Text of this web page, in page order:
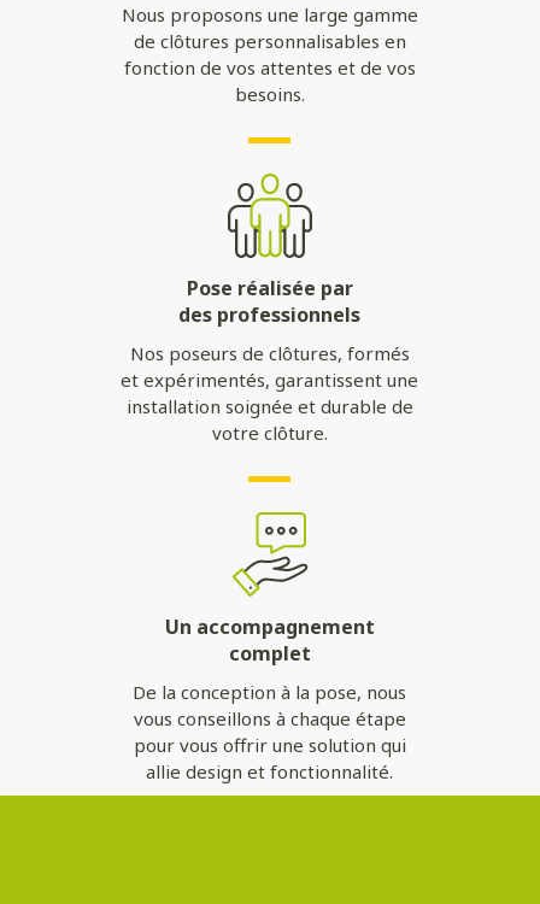
Nous proposons une large gamme
de clôtures personnalisables en
fonction de vos attentes et de vos
besoins.
Pose réalisée par
des professionnels
Nos poseurs de clôtures, formés
et expérimentés, garantissent une
installation soignée et durable de
votre clôture.
Un accompagnement
complet
De la conception à la pose, nous
vous conseillons à chaque étape
pour vous offrir une solution qui
allie design et fonctionnalité.